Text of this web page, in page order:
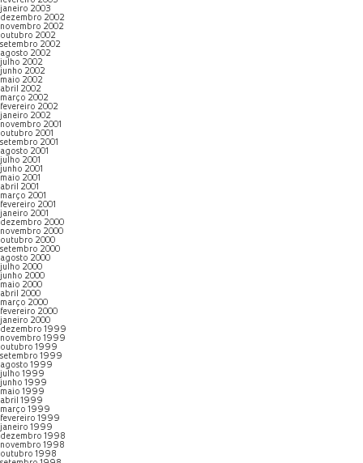
janeiro 2003
dezembro 2002
novembro 2002
outubro 2002
setembro 2002
agosto 2002
julho 2002
junho 2002
maio 2002
abril 2002
março 2002
fevereiro 2002
janeiro 2002
novembro 2001
outubro 2001
setembro 2001
agosto 2001
julho 2001
junho 2001
maio 2001
abril 2001
março 2001
fevereiro 2001
janeiro 2001
dezembro 2000
novembro 2000
outubro 2000
setembro 2000
agosto 2000
julho 2000
junho 2000
maio 2000
abril 2000
março 2000
fevereiro 2000
janeiro 2000
dezembro 1999
novembro 1999
outubro 1999
setembro 1999
agosto 1999
julho 1999
junho 1999
maio 1999
abril 1999
março 1999
fevereiro 1999
janeiro 1999
dezembro 1998
novembro 1998
outubro 1998